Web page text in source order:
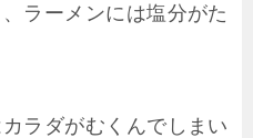
ラーメンには塩分がた
ラダがむくんでしまい